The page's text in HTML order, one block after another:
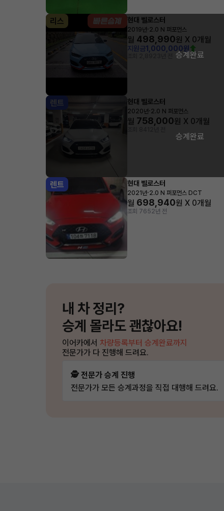
리스 현대 벨로스터
2019년· 2.0 N 퍼포먼스
월 498,990원 X 0개월
지원금1,000,000원
승계완료
렌트 현대 벨로스터
2020년· 2.0 N 퍼포먼스
월 758,000원 X 0개월
승계완료
렌트 현대 벨로스터
2021년·2.0 N 퍼포먼스 DCT
월 698,940원 X 0개월
조회 7652년 전
내 차 정리?
승계 몰라도 괜찮아요!
이어카에서 차량등록부터 승계완료까지
전문가가 다 진행해 드려요.
🕵️ 전문가 승계 진행
전문가가 모든 승계과정을 직접 대행해 드려요.